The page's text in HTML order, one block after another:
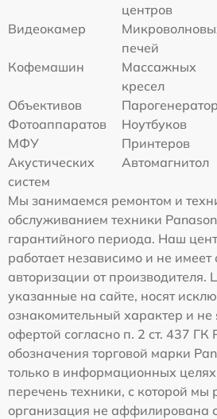
центров
Видеокамер
печей
Кофемашин
Массажных
кресел
Объективов
Фотоаппаратов
Ноутбуков
МФУ
Принтеров
Акустических
систем
Автомагнитол
Мы занимаемся ремонтом и
обслуживанием техники
гарантийного периода. Наш
работает независимо и не
авторизации от производителя.
указанные на сайте, носят
ознакомительный характер и не
офертой согласно п. 2 ст. 437
обозначения торговой марки
только в информационных
перечень техники, с которой
организация не аффилирована